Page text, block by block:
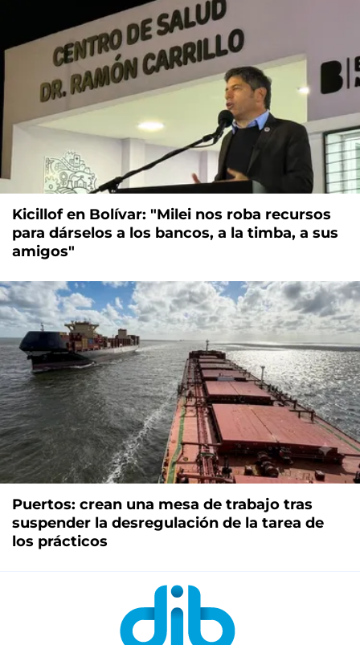
Kicillof en Bolívar: "Milei nos roba recursos
para dárselos a los bancos, a la timba, a sus
amigos"
Puertos: crean una mesa de trabajo tras
suspender la desregulación de la tarea de
los prácticos